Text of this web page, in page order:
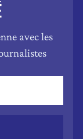
avec les